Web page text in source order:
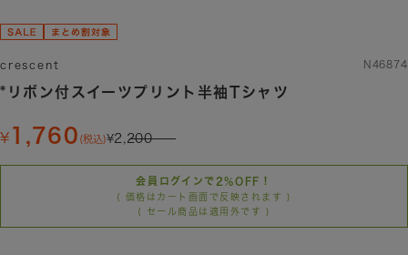
crescent N46874
*リボン付スイーツプリント半袖Tシャツ
1,760 (税込) 2,200
会員ログインで2%OFF！
( 価格はカート画面で反映されます )
( セール商品は適用外です )